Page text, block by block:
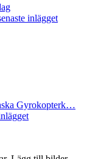
inlägget
Gyrokopterk…